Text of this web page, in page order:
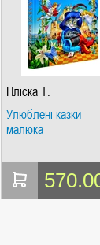
Пліска Т.
Улюблені казки
малюка